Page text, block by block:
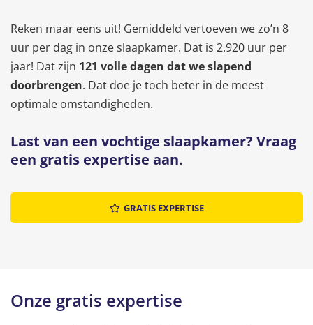
Reken maar eens uit! Gemiddeld vertoeven we zo’n 8
uur per dag in onze slaapkamer. Dat is 2.920 uur per
jaar! Dat zijn 121 volle dagen dat we slapend
doorbrengen. Dat doe je toch beter in de meest
optimale omstandigheden.
Last van een vochtige slaapkamer? Vraag
een gratis expertise aan.
GRATIS EXPERTISE
Onze gratis expertise